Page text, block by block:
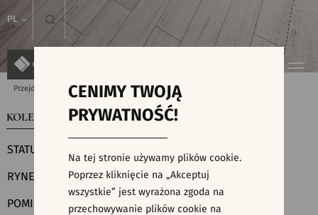
PL
Przejdź do strony głównej Kolekcje
KOLEKCJE WYSZUKIWARKA PŁYTEK
STATUS
RYNEK
POMIESZCZENIE
CENIMY TWOJĄ
PRYWATNOŚĆ!
Na tej stronie używamy plików cookie.
Poprzez kliknięcie na „Akceptuj
wszystkie” jest wyrażona zgoda na
przechowywanie plików cookie na